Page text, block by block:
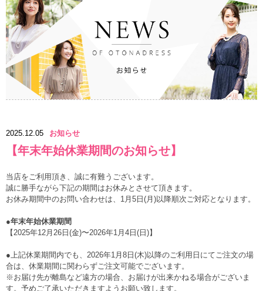
2025.12.05 お知らせ
【年末年始休業期間のお知らせ】
当店をご利用頂き、誠に有難うございます。
誠に勝手ながら下記の期間はお休みとさせて頂きます。
お休み期間中のお問い合わせは、1月5日(月)以降順次ご対応となります。
●年末年始休業期間
【2025年12月26日(金)〜2026年1月4日(日)】
●上記休業期間内でも、2026年1月8日(木)以降のご利用日にてご注文の場
合は、休業期間に関わらずご注文可能でございます。
※お届け先が離島など遠方の場合、お届けが出来かねる場合がございま
す。予めご了承いただきますようお願い致します。